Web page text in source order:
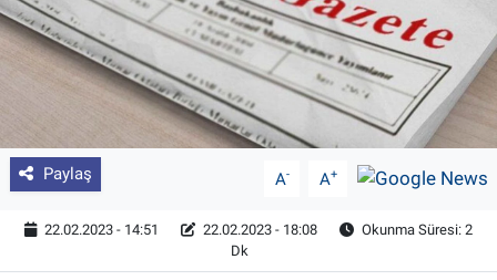
Paylaş A- A+
22.02.2023 - 14:51 22.02.2023 - 18:08
Okunma Süresi: 2
Dk
Tarım Bilgisi
Yetiştirici Soruyor
Dünyada Tarım
Üretici Birlikleri
Şeker ve Şekerli Mamüller